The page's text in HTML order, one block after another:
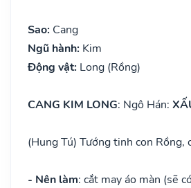
Sao: Cang
Ngũ hành: Kim
Động vật: Long (Rồng)
CANG KIM LONG: Ngô Hán:
(Hung Tú) Tướng tinh con Rồng,
- Nên làm: cắt may áo màn (sẽ